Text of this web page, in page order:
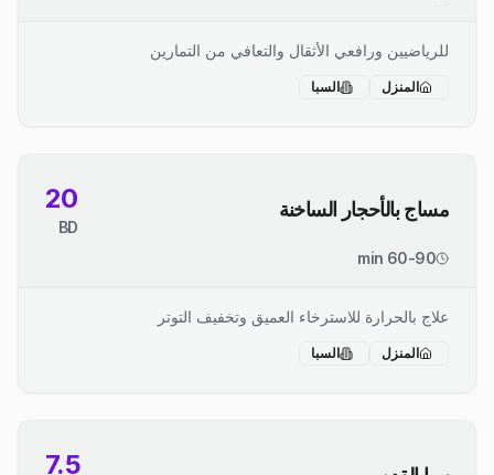
للرياضيين ورافعي الأثقال والتعافي من التمارين
المنزل السبا
مساج بالأحجار الساخنة 20
BD
60-90 min
علاج بالحرارة للاسترخاء العميق وتخفيف التوتر
المنزل السبا
7.5